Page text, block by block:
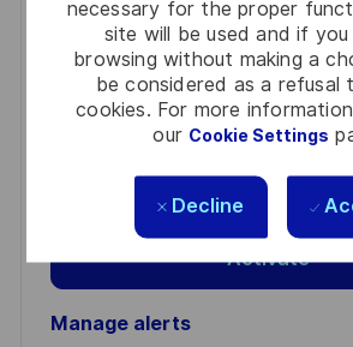
necessary for the proper
site will be used and if
browsing without making a
be considered as a refusal
cookies. For more
our Cookie Settings
Decline
You'll receive updates once a week
personal information
Activate
Manage alerts